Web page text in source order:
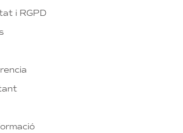
i RGPD